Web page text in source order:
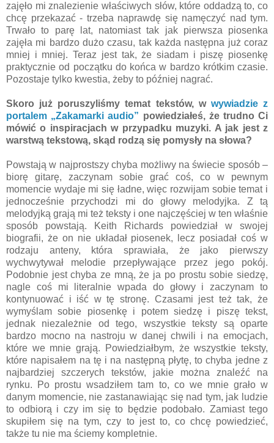
zajęło mi znalezienie właściwych słów, które oddadzą to, co
chcę przekazać - trzeba naprawdę się namęczyć nad tym.
Trwało to parę lat, natomiast tak jak pierwsza piosenka
zajęła mi bardzo dużo czasu, tak każda następna już coraz
mniej i mniej. Teraz jest tak, że siadam i piszę piosenkę
praktycznie od początku do końca w bardzo krótkim czasie.
Pozostaje tylko kwestia, żeby to później nagrać.
Skoro już poruszyliśmy temat tekstów, w wywiadzie z
portalem „Zakamarki audio” powiedziałeś, że trudno Ci
mówić o inspiracjach w przypadku muzyki. A jak jest z
warstwą tekstową, skąd rodzą się pomysły na słowa?
Powstają w najprostszy chyba możliwy na świecie sposób –
biorę gitarę, zaczynam sobie grać coś, co w pewnym
momencie wydaje mi się ładne, więc rozwijam sobie temat i
jednocześnie przychodzi mi do głowy melodyjka. Z tą
melodyjką grają mi też teksty i one najczęściej w ten właśnie
sposób powstają. Keith Richards powiedział w swojej
biografii, że on nie układał piosenek, lecz posiadał coś w
rodzaju anteny, która sprawiała, że jako pierwszy
wychwytywał melodie przepływające przez jego pokój.
Podobnie jest chyba ze mną, że ja po prostu sobie siedzę,
nagle coś mi literalnie wpada do głowy i zaczynam to
kontynuować i iść w tę stronę. Czasami jest też tak, że
wymyślam sobie piosenkę i potem siedzę i piszę tekst,
jednak niezależnie od tego, wszystkie teksty są oparte
bardzo mocno na nastroju w danej chwili i na emocjach,
które we mnie grają. Powiedziałbym, że wszystkie teksty,
które napisałem na tę i na następną płytę, to chyba jedne z
najbardziej szczerych tekstów, jakie można znaleźć na
rynku. Po prostu wsadziłem tam to, co we mnie grało w
danym momencie, nie zastanawiając się nad tym, jak ludzie
to odbiorą i czy im się to będzie podobało. Zamiast tego
skupiłem się na tym, czy to jest to, co chcę powiedzieć,
także tu nie ma ściemy kompletnie.